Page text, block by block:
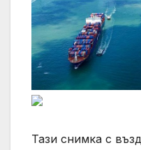
Тази снимка с